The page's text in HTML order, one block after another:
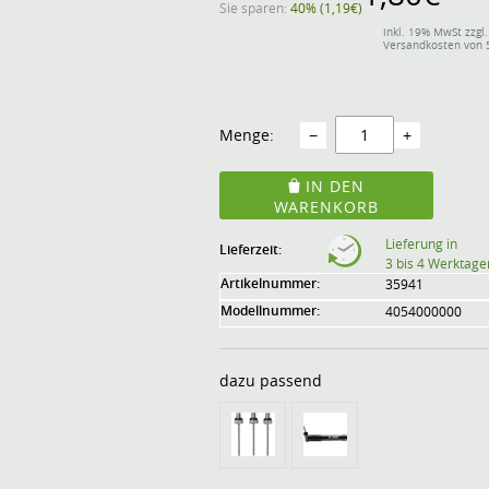
inkl. 19% MwSt zzgl.
Versandkosten von
Sie sparen: 40% (1,19€)
Menge: − +
IN DEN
WARENKORB
Lieferzeit:
Lieferung in
3 bis 4
Artikelnummer: 35941
Modellnummer: 4054000000
dazu passend